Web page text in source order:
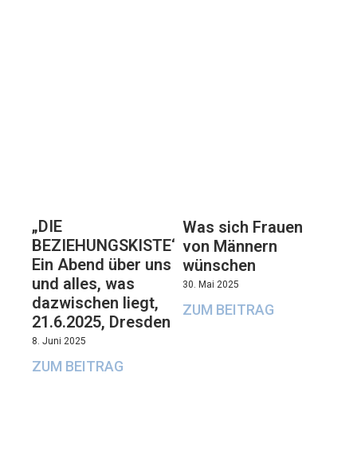
„DIE
BEZIEHUNGSKISTE“:
Ein Abend über uns
und alles, was
dazwischen liegt,
21.6.2025, Dresden
8. Juni 2025
ZUM BEITRAG
Was sich Frauen
von Männern
wünschen
30. Mai 2025
ZUM BEITRAG